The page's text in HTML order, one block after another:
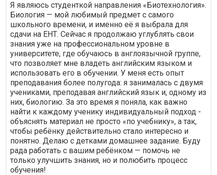
Я являюсь студенткой направления «Биотехнология».
Биология — мой любимый предмет с самого
школьного времени, и именно её я выбрала для
сдачи на ЕНТ. Сейчас я продолжаю углублять свои
знания уже на профессиональном уровне в
университете, где обучаюсь в англоязычной группе,
что позволяет мне владеть английским языком и
использовать его в обучении. У меня есть опыт
преподавания более полугода: я занималась с двумя
учениками, преподавая английский язык и, одному из
них, биологию. За это время я поняла, как важно
найти к каждому ученику индивидуальный подход -
объяснять материал не просто «по учебнику», а так,
чтобы ребёнку действительно стало интересно и
понятно. Делаю с детками домашнее задание. Буду
рада работать с вашим ребёнком — помочь не
только улучшить знания, но и полюбить процесс
обучения!